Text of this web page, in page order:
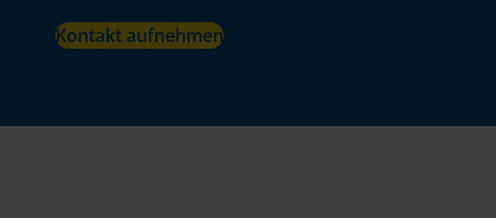
Kontakt aufnehmen